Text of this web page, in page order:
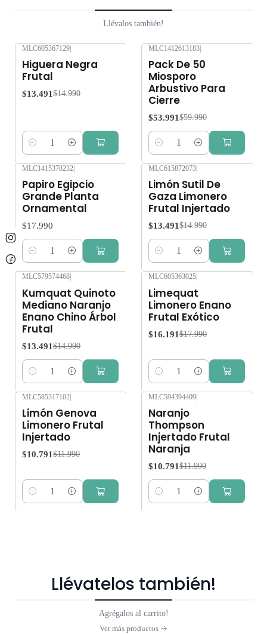
Llévalos también!
MLC605367129|
Higuera Negra
Frutal
$13.491 $14.990
Cantidad
MLC1412613183|
Pack De 50
Miosporo
Arbustivo Para
Cierre
$53.991 $59.990
Cantidad
MLC1415378232
Papiro Egipcio
Grande Planta
Ornamental
$17.990
Cantidad
MLC615872073
Limón Sutil De
Gaza Limonero
Frutal Injertado
$13.491 $14.990
Cantidad
MLC579574468
Kumquat Quinoto
Mediano Naranjo
Enano Chino Árbol
Frutal
$13.491 $14.990
Cantidad
MLC605363025
Limequat
Limonero Enano
Frutal Exótico
$16.191 $17.990
Cantidad
MLC585317102|
Limón Genova
Limonero Frutal
Injertado
$10.791 $11.990
Cantidad
MLC594394409|
Naranjo
Thompson
Injertado Frutal
Naranja
$10.791 $11.990
Cantidad
Llévatelos también!
Agrégalos al carrito!
Ver más productos